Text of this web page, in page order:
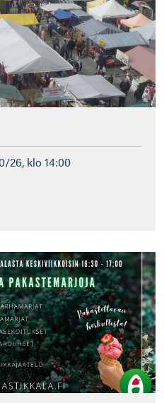
26, klo 14:00